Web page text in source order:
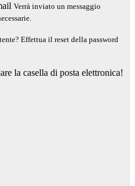
Verrà inviato un messaggio
Effettua il reset della password
la casella di posta elettronica!